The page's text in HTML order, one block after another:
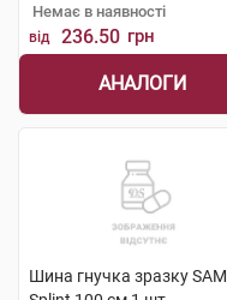
Немає в наявності
від 236.50 грн
АНАЛОГИ
Шина гнучка зразку SAM